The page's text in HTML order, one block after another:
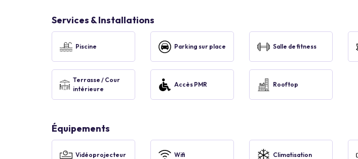
Services & Installations
Piscine Parking sur place Salle de fitness
Terrasse / Cour
intérieure
Accès PMR Rooftop
Équipements
Vidéoprojecteur Wifi Climatisation